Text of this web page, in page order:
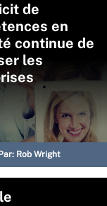
de
en
continue de
les
Par: Rob Wright